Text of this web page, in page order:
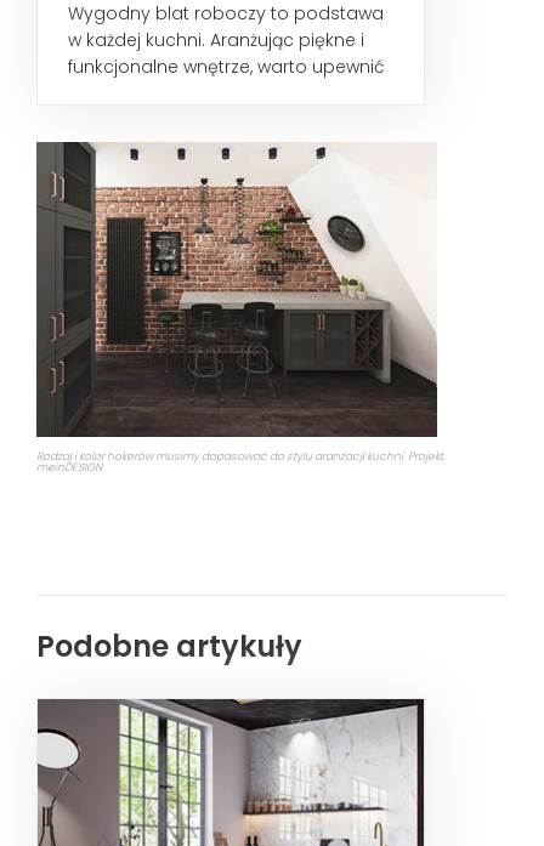
Wygodny blat roboczy to podstawa
w każdej kuchni. Aranżując piękne i
funkcjonalne wnętrze, warto upewnić
Rodzaj i kolor hokerów musimy dopasować do stylu aranżacji kuchni. Projekt.
meinDESIGN
Podobne artykuły